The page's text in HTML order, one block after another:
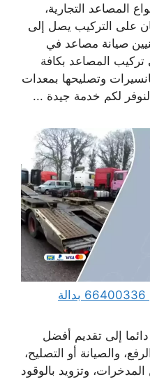
المصاعد التجارية،
على التركيب يصل إلى
صيانة مصاعد في
المصاعد بكافة
وتصليحها بمعدات
لكم خدمة جيدة ...
ونش كرين سطحة ام الهيمان 66400336 بدالة
إلى تقديم أفضل
والصيانة أو التصليح،
وتزويد بالوقود